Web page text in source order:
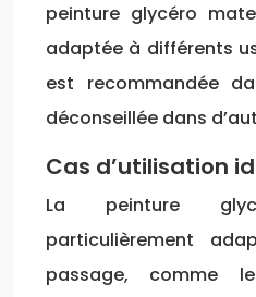
peinture glycéro
adaptée à différents
est recommandée
déconseillée dans
Cas d’utilisation
La peinture
particulièrement
passage, comme